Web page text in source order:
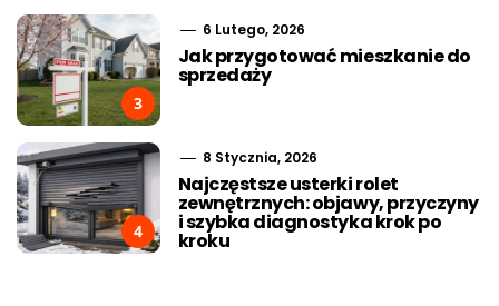
3
6 Lutego, 2026
Jak przygotować mieszkanie do
sprzedaży
4
8 Stycznia, 2026
Najczęstsze usterki rolet
zewnętrznych: objawy, przyczyny
i szybka diagnostyka krok po
kroku